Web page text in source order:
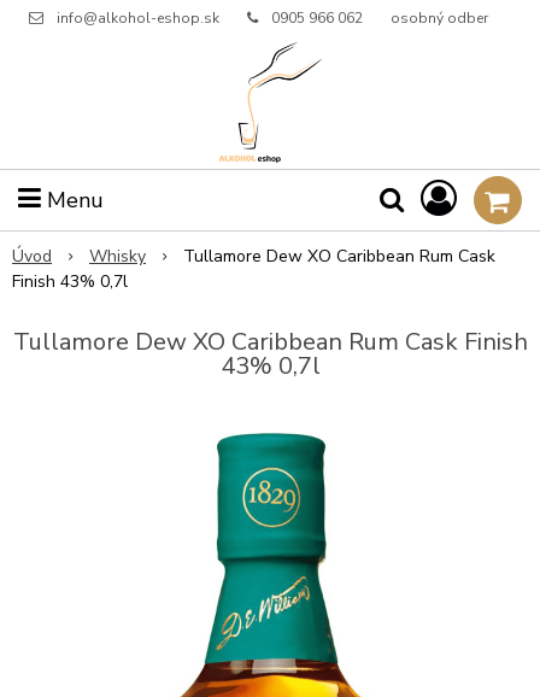
info@alkohol-eshop.sk 0905 966 062 osobný odber
Menu
Úvod Whisky
Tullamore Dew XO Caribbean Rum Cask
Finish 43% 0,7l
Tullamore Dew XO Caribbean Rum Cask Finish
43% 0,7l